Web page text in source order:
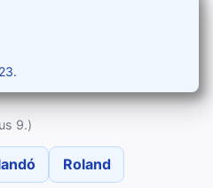
9.)
Roland